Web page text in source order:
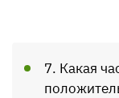
7. Какая